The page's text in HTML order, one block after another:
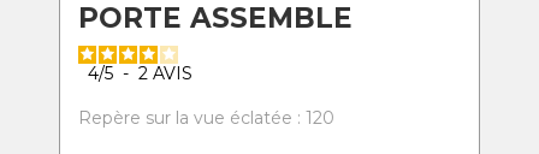
PORTE ASSEMBLE
4/5 - 2 AVIS
Repère sur la vue éclatée : 120